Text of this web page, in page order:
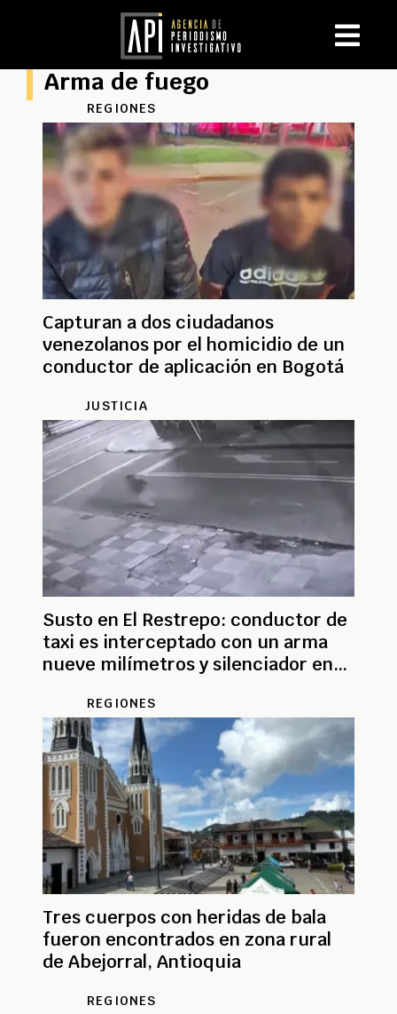
Arma de fuego
REGIONES
Capturan a dos ciudadanos
venezolanos por el homicidio de un
conductor de aplicación en Bogotá
JUSTICIA
Susto en El Restrepo: conductor de
taxi es interceptado con un arma
nueve milímetros y silenciador en
REGIONES
Tres cuerpos con heridas de bala
fueron encontrados en zona rural
de Abejorral, Antioquia
REGIONES